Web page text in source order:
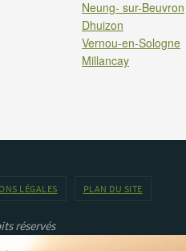
Neung- sur-Beuvron
Dhuizon
Vernou-en-Sologne
Millancay
LÉGALES PLAN DU SITE
réservés